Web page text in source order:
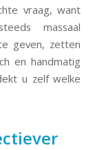
vraag, want
massaal
geven, zetten
en handmatig
u zelf welke